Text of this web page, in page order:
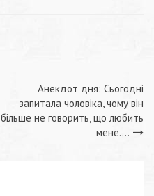
Анекдот дня: Сьогодні
запитала чоловіка, чому він
більше не говорить, що любить
мене….